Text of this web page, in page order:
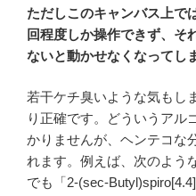
ただしこのキャンバス上で
回程度しか操作できず、そ
ないと動かせなくなってし
若干ケチ臭いような気もし
り正確です。どういうアル
かりませんが、ヘンテコな
れます。例えば、次のよう
でも「2-(sec-